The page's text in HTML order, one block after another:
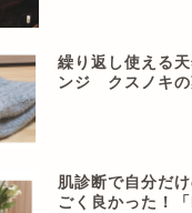
繰り返し使える
ンジ クスノキの
肌診断で自分だ
ごく良かった！